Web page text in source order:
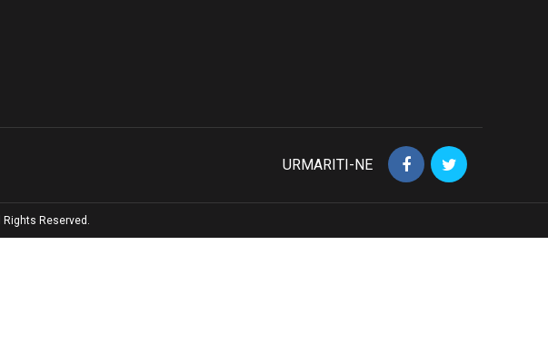
URMARITI-NE
Reserved.